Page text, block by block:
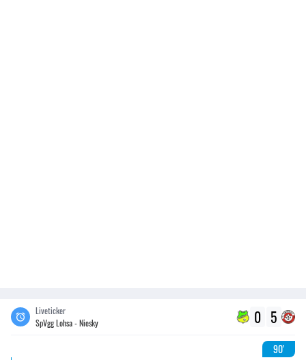
Liveticker
SpVgg Lohsa - Niesky
0 5
90'